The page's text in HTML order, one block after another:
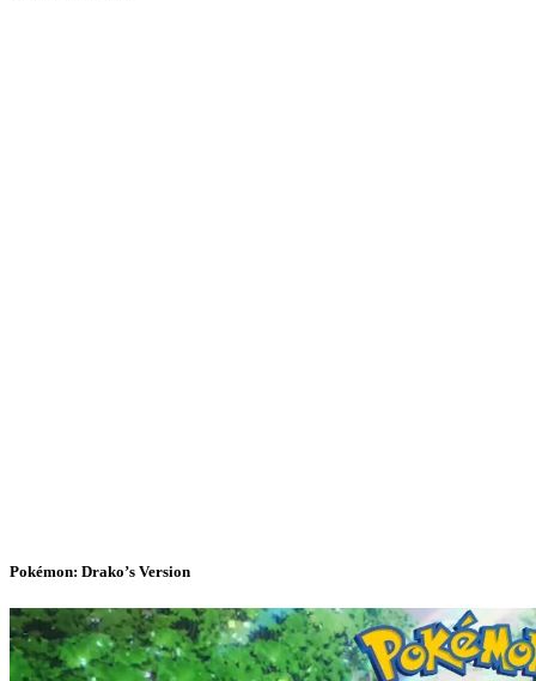
Pokémon: Drako’s Version